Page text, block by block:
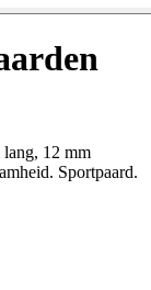
lang, 12 mm
Sportpaard.